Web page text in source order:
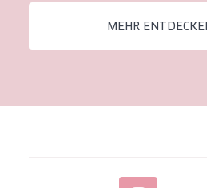
Jedes alter
Reife Haut
MEHR